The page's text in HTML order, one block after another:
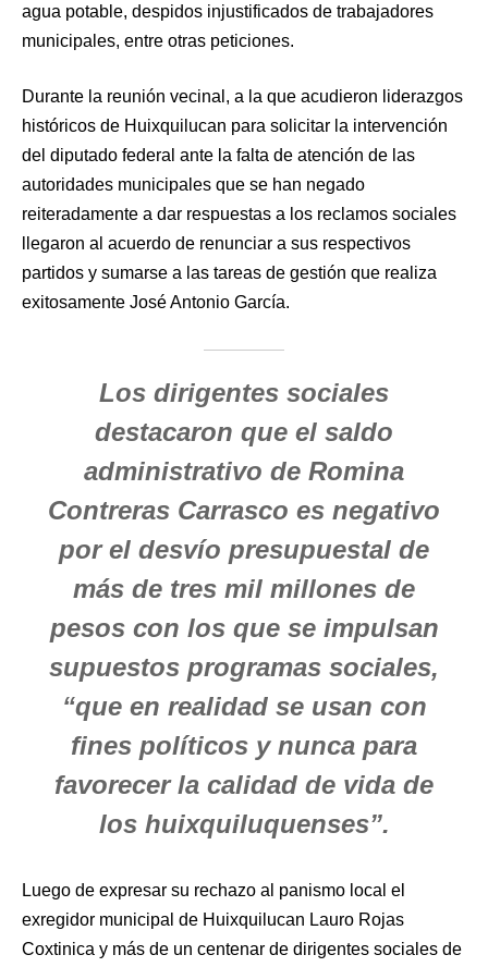
agua potable, despidos injustificados de trabajadores
municipales, entre otras peticiones.
Durante la reunión vecinal, a la que acudieron liderazgos
históricos de Huixquilucan para solicitar la intervención
del diputado federal ante la falta de atención de las
autoridades municipales que se han negado
reiteradamente a dar respuestas a los reclamos sociales
llegaron al acuerdo de renunciar a sus respectivos
partidos y sumarse a las tareas de gestión que realiza
exitosamente José Antonio García.
Los dirigentes sociales
destacaron que el saldo
administrativo de Romina
Contreras Carrasco es negativo
por el desvío presupuestal de
más de tres mil millones de
pesos con los que se impulsan
supuestos programas sociales,
“que en realidad se usan con
fines políticos y nunca para
favorecer la calidad de vida de
los huixquiluquenses”.
Luego de expresar su rechazo al panismo local el
exregidor municipal de Huixquilucan Lauro Rojas
Coxtinica y más de un centenar de dirigentes sociales de